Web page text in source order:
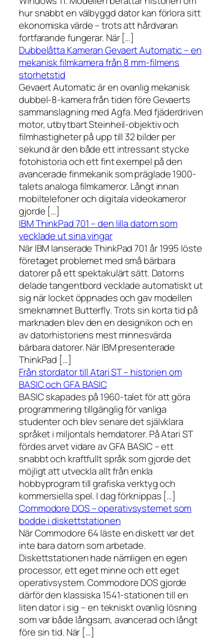
hur snabbt en välbyggd dator kan förlora sitt
ekonomiska värde – trots att hårdvaran
fortfarande fungerar. När […]
Dubbelåtta Kameran Gevaert Automatic – en
mekanisk filmkamera från 8 mm-filmens
storhetstid
Gevaert Automatic är en ovanlig mekanisk
dubbel-8-kamera från tiden före Gevaerts
sammanslagning med Agfa. Med fjäderdriven
motor, utbytbart Steinheil-objektiv och
filmhastigheter på upp till 32 bilder per
sekund är den både ett intressant stycke
fotohistoria och ett fint exempel på den
avancerade finmekanik som präglade 1900-
talets analoga filmkameror. Långt innan
mobiltelefoner och digitala videokameror
gjorde […]
IBM ThinkPad 701 – den lilla datorn som
vecklade ut sina vingar
När IBM lanserade ThinkPad 701 år 1995 löste
företaget problemet med små bärbara
datorer på ett spektakulärt sätt. Datorns
delade tangentbord vecklade automatiskt ut
sig när locket öppnades och gav modellen
smeknamnet Butterfly. Trots sin korta tid på
marknaden blev den en designikon och en
av datorhistoriens mest minnesvärda
bärbara datorer. När IBM presenterade
ThinkPad […]
Från stordator till Atari ST – historien om
BASIC och GFA BASIC
BASIC skapades på 1960-talet för att göra
programmering tillgänglig för vanliga
studenter och blev senare det självklara
språket i miljontals hemdatorer. På Atari ST
fördes arvet vidare av GFA BASIC – ett
snabbt och kraftfullt språk som gjorde det
möjligt att utveckla allt från enkla
hobbyprogram till grafiska verktyg och
kommersiella spel. I dag förknippas […]
Commodore DOS – operativsystemet som
bodde i diskettstationen
När Commodore 64 läste en diskett var det
inte bara datorn som arbetade.
Diskettstationen hade nämligen en egen
processor, ett eget minne och ett eget
operativsystem. Commodore DOS gjorde
därför den klassiska 1541-stationen till en
liten dator i sig – en tekniskt ovanlig lösning
som var både långsam, avancerad och långt
före sin tid. När […]